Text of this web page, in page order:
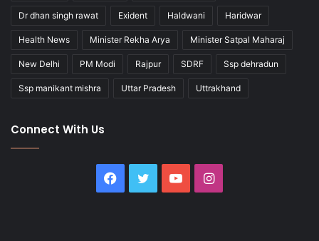
Dr dhan singh rawat Exident Haldwani Haridwar
Health News Minister Rekha Arya Minister Satpal Maharaj
New Delhi PM Modi Rajpur SDRF Ssp dehradun
Ssp manikant mishra Uttar Pradesh Uttrakhand
Connect With Us
Facebook
Twitter YouTubeInstagram